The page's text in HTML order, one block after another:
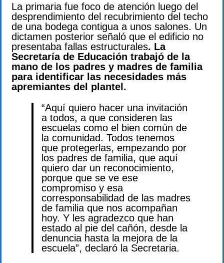
La primaria fue foco de atención luego del
desprendimiento del recubrimiento del techo
de una bodega contigua a unos salones. Un
dictamen posterior señaló que el edificio no
presentaba fallas estructurales. La
Secretaría de Educación trabajó de la
mano de los padres y madres de familia
para identificar las necesidades más
apremiantes del plantel.
“Aquí quiero hacer una invitación
a todos, a que consideren las
escuelas como el bien común de
la comunidad. Todos tenemos
que protegerlas, empezando por
los padres de familia, que aquí
quiero dar un reconocimiento,
porque que se ve ese
compromiso y esa
corresponsabilidad de las madres
de familia que nos acompañan
hoy. Y les agradezco que han
estado al pie del cañón, desde la
denuncia hasta la mejora de la
escuela”, declaró la Secretaria.